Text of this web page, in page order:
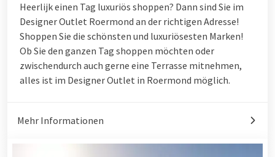
Heerlijk einen Tag luxuriös shoppen? Dann sind Sie im
Designer Outlet Roermond an der richtigen Adresse!
Shoppen Sie die schönsten und luxuriösesten Marken!
Ob Sie den ganzen Tag shoppen möchten oder
zwischendurch auch gerne eine Terrasse mitnehmen,
alles ist im Designer Outlet in Roermond möglich.
Mehr Informationen